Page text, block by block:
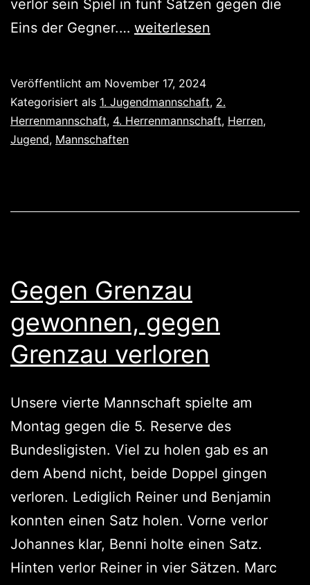
verlor sein Spiel in fünf Sätzen gegen die
Eins der Gegner.… Unentschieden,
weiterlesen
Veröffentlicht am November 17, 2024
Kategorisiert als 1. Jugendmannschaft, 2.
Herrenmannschaft, 4. Herrenmannschaft, Herren,
Jugend, Mannschaften
Gegen Grenzau
gewonnen, gegen
Grenzau verloren
Unsere vierte Mannschaft spielte am
Montag gegen die 5. Reserve des
Bundesligisten. Viel zu holen gab es an
dem Abend nicht, beide Doppel gingen
verloren. Lediglich Reiner und Benjamin
konnten einen Satz holen. Vorne verlor
Johannes klar, Benni holte einen Satz.
Hinten verlor Reiner in vier Sätzen. Marc